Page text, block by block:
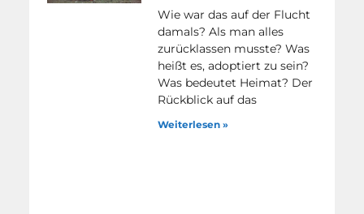
Wie war das auf der Flucht
damals? Als man alles
zurücklassen musste? Was
heißt es, adoptiert zu sein?
Was bedeutet Heimat? Der
Rückblick auf das
Weiterlesen »